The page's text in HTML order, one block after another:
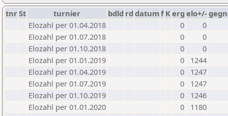
tnrSt turnier bdld rd datumf Kerg elo+/-
Elozahl per 01.04.2018
0
0
Elozahl per 01.07.2018
0
0
Elozahl per 01.10.2018
0
0
Elozahl per 01.01.2019
0
1244
Elozahl per 01.04.2019
0
1247
Elozahl per 01.07.2019
0
1247
Elozahl per 01.10.2019
0
1246
Elozahl per 01.01.2020
0
1180